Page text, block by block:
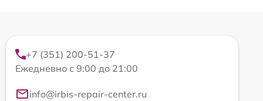
+7 (351) 200-51-37
Ежедневно с 9:00 до 21:00
info@irbis-repair-center.ru